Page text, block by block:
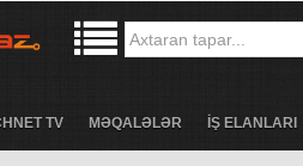
TV MƏQALƏLƏR İŞ ELANLARI